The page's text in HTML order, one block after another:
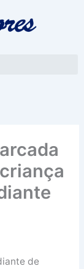
de